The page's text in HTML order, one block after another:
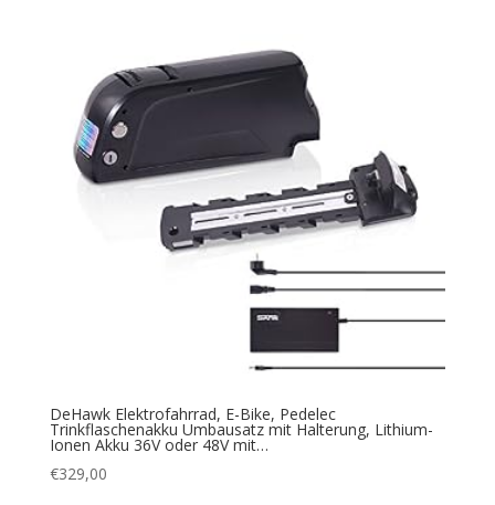
DeHawk Elektrofahrrad, E-Bike, Pedelec
Trinkflaschenakku Umbausatz mit Halterung, Lithium-
Ionen Akku 36V oder 48V mit…
€329,00